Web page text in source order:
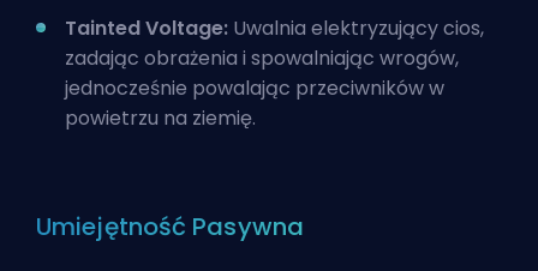
Tainted Voltage: Uwalnia elektryzujący cios,
zadając obrażenia i spowalniając wrogów,
jednocześnie powalając przeciwników w
powietrzu na ziemię.
Umiejętność Pasywna